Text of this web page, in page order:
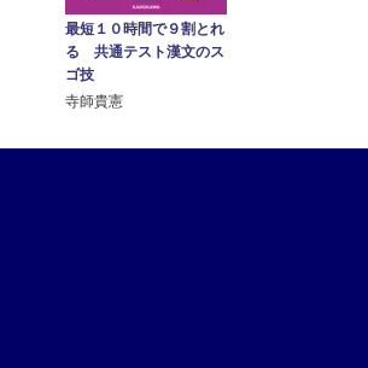
最短１０時間で９割とれ
る 共通テスト漢文のス
ゴ技
寺師貴憲